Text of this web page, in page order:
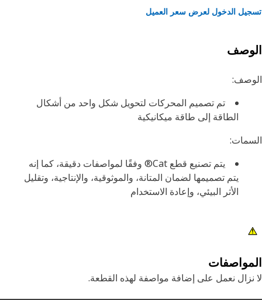
الدخول لعرض سعر العميل
تم تصميم المحركات لتحويل شكل واحد من أشكال
الطاقة إلى طاقة ميكانيكية
يتم تصنيع قطع Cat® وفقًا لمواصفات دقيقة، كما إنه
يتم تصميمها لضمان المتانة، والموثوقية، والإنتاجية، وتقليل
الأثر البيئي، وإعادة الاستخدام
نعمل على إضافة مواصفة لهذه القطعة.